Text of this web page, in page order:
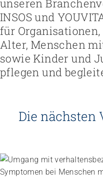
unseren
INSOS und
für
Alter, Menschen
sowie Kinder und
pflegen und
Die nächsten